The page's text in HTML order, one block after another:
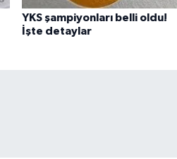
YKS şampiyonları belli oldu!
İşte detaylar